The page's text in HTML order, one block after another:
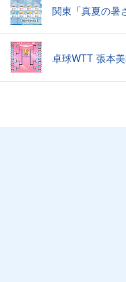
関東「真夏の暑
卓球WTT 張本